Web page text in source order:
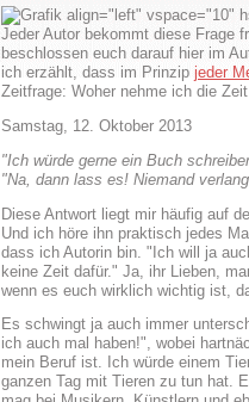
align="left" vspace="10"
Jeder Autor bekommt diese Frage
beschlossen euch darauf hier im
ich erzählt, dass im Prinzip jeder
Zeitfrage: Woher nehme ich die
Samstag, 12. Oktober 2013
"Ich würde gerne ein Buch
"Na, dann lass es! Niemand
Diese Antwort liegt mir häufig auf
Und ich höre ihn praktisch jedes
dass ich Autorin bin. "Ich will ja
keine Zeit dafür." Ja, ihr Lieben,
wenn es euch wirklich wichtig ist,
Es schwingt ja auch immer
ich auch mal haben!", wobei
mein Beruf ist. Ich würde einem
ganzen Tag mit Tieren zu tun hat.